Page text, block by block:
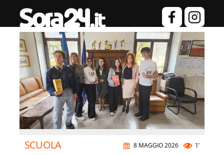
8 MAGGIO 2026 1’
SCUOLA